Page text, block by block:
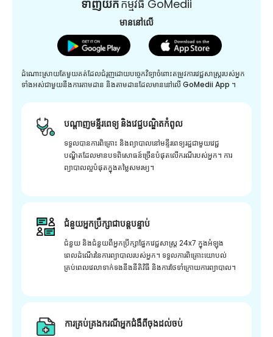
ទាញយកកម្មវិធី GoMedii
មាននៅលើ
ដំណោះស្រាយតែមួយគត់ដែលជំរុញដោយបច្ចេកវិទ្យាចំពោះតម្រូវការវេជ្ជសាស្រ្តរបស់អ្នក
ទាំងអស់ជាមួយនឹងការតាមដាន និងតាមដានដែលមាននៅលើ GoMedii App ។
បណ្តាញមន្ទីរពេទ្យ និងវេជ្ជបណ្ឌិតកំពូល
ទទួលបានការពិគ្រោះ និងព្យាបាលនៅមន្ទីរពេទ្យរដ្ឋជាមួយវេជ្ជ
បណ្ឌិតដែលមានបទពិសោធន៍ច្រើនបំផុតលើករណីរបស់អ្នក។ ការ
ព្យាបាលល្អបំផុតក្នុងតម្លៃសមរម្យ។
ជំនួយអ្នកប្រឹក្សាជាបន្តបន្ទាប់
ជំនួយ និងជំនួយពីអ្នកប្រឹក្សាផ្នែកវេជ្ជសាស្រ្ត 24x7 ក្នុងអំឡុង
ពេលដំណើរនៃការព្យាបាលរបស់អ្នក។ ទទួលការពិគ្រោះយោបល់
គ្រប់ពេលវេលាទាក់ទងនឹងនីតិវិធី និងការថែទាំក្រោយការព្យាបាល។
ការគ្រប់គ្រងករណីអ្នកជំងឺពីចុងដល់ចប់